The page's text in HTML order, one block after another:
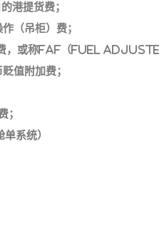
提货费；
吊柜）费；
或称FAF（Fuel
附加费；
系统）